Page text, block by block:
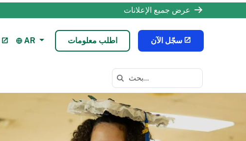
AR اطلب معلومات سجّل الآن
البحث في https://odls.k12.com/